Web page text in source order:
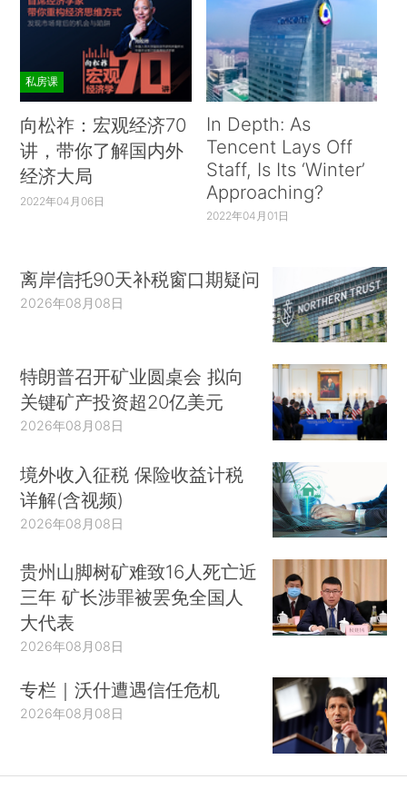
私房课
向松祚：宏观经济70
讲，带你了解国内外
经济大局
2022年04月06日
In Depth: As
Tencent Lays Off
Staff, Is Its ‘Winter’
Approaching?
2022年04月01日
离岸信托90天补税窗口期疑问
2026年08月08日
特朗普召开矿业圆桌会 拟向
关键矿产投资超20亿美元
2026年08月08日
境外收入征税 保险收益计税
详解(含视频)
2026年08月08日
贵州山脚树矿难致16人死亡近
三年 矿长涉罪被罢免全国人
大代表
2026年08月08日
专栏｜沃什遭遇信任危机
2026年08月08日